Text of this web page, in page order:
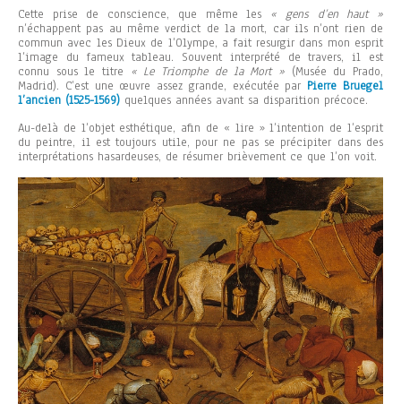
Cette prise de conscience, que même les « gens d’en haut »
n’échappent pas au même verdict de la mort, car ils n’ont rien de
commun avec les Dieux de l’Olympe, a fait resurgir dans mon esprit
l’image du fameux tableau. Souvent interprété de travers, il est
connu sous le titre « Le Triomphe de la Mort »(Musée du Prado,
Madrid). C’est une œuvre assez grande, exécutée par Pierre Bruegel
l’ancien (1525-1569) quelques années avant sa disparition précoce.
Au-delà de l’objet esthétique, afin de « lire » l’intention de l’esprit
du peintre, il est toujours utile, pour ne pas se précipiter dans des
interprétations hasardeuses, de résumer brièvement ce que l’on voit.